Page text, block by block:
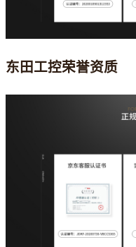
东田工控荣誉资质